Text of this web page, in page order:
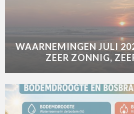
WAARNEMINGEN JULI
ZEER ZONNIG,